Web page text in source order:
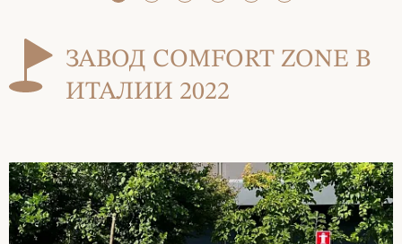
ЗАВОД COMFORT ZONE В
ИТАЛИИ 2022